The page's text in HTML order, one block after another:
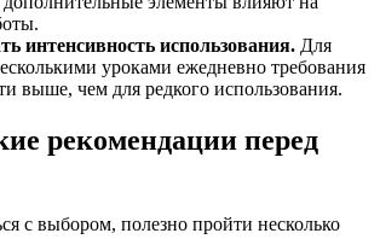
интенсивность использования. Для
уроками ежедневно требования
выше, чем для редкого использования.
рекомендации перед
с выбором, полезно пройти несколько